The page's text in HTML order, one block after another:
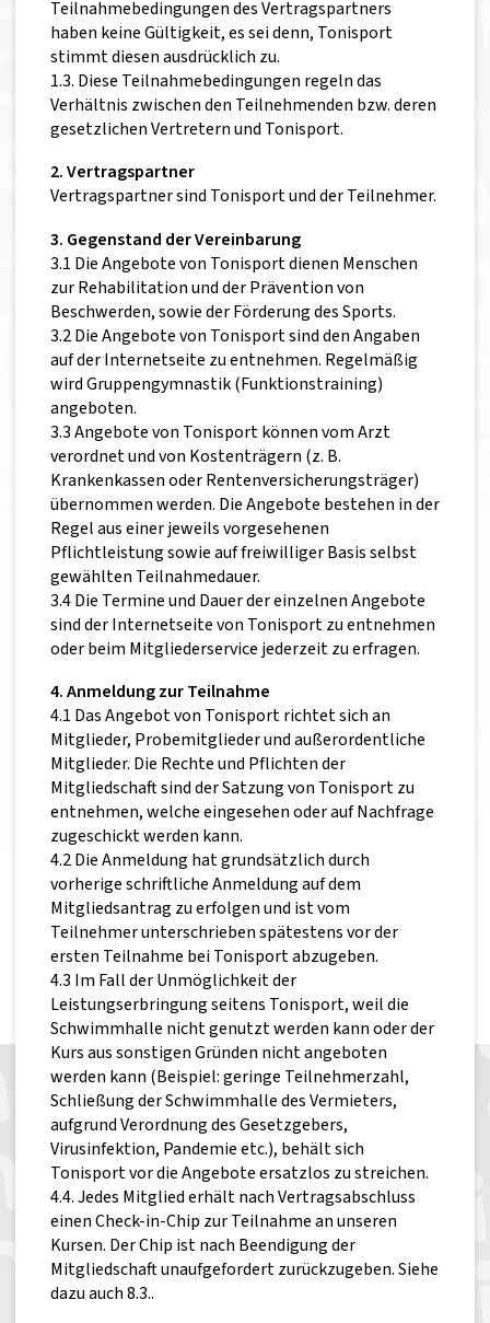
Teilnahmebedingungen des Vertragspartners
haben keine Gültigkeit, es sei denn, Tonisport
stimmt diesen ausdrücklich zu.
1.3. Diese Teilnahmebedingungen regeln das
Verhältnis zwischen den Teilnehmenden bzw. deren
gesetzlichen Vertretern und Tonisport.
2. Vertragspartner
Vertragspartner sind Tonisport und der Teilnehmer.
3. Gegenstand der Vereinbarung
3.1 Die Angebote von Tonisport dienen Menschen
zur Rehabilitation und der Prävention von
Beschwerden, sowie der Förderung des Sports.
3.2 Die Angebote von Tonisport sind den Angaben
auf der Internetseite zu entnehmen. Regelmäßig
wird Gruppengymnastik (Funktionstraining)
angeboten.
3.3 Angebote von Tonisport können vom Arzt
verordnet und von Kostenträgern (z. B.
Krankenkassen oder Rentenversicherungsträger)
übernommen werden. Die Angebote bestehen in der
Regel aus einer jeweils vorgesehenen
Pflichtleistung sowie auf freiwilliger Basis selbst
gewählten Teilnahmedauer.
3.4 Die Termine und Dauer der einzelnen Angebote
sind der Internetseite von Tonisport zu entnehmen
oder beim Mitgliederservice jederzeit zu erfragen.
4. Anmeldung zur Teilnahme
4.1 Das Angebot von Tonisport richtet sich an
Mitglieder, Probemitglieder und außerordentliche
Mitglieder. Die Rechte und Pflichten der
Mitgliedschaft sind der Satzung von Tonisport zu
entnehmen, welche eingesehen oder auf Nachfrage
zugeschickt werden kann.
4.2 Die Anmeldung hat grundsätzlich durch
vorherige schriftliche Anmeldung auf dem
Mitgliedsantrag zu erfolgen und ist vom
Teilnehmer unterschrieben spätestens vor der
ersten Teilnahme bei Tonisport abzugeben.
4.3 Im Fall der Unmöglichkeit der
Leistungserbringung seitens Tonisport, weil die
Schwimmhalle nicht genutzt werden kann oder der
Kurs aus sonstigen Gründen nicht angeboten
werden kann (Beispiel: geringe Teilnehmerzahl,
Schließung der Schwimmhalle des Vermieters,
aufgrund Verordnung des Gesetzgebers,
Virusinfektion, Pandemie etc.), behält sich
Tonisport vor die Angebote ersatzlos zu streichen.
4.4. Jedes Mitglied erhält nach Vertragsabschluss
einen Check-in-Chip zur Teilnahme an unseren
Kursen. Der Chip ist nach Beendigung der
Mitgliedschaft unaufgefordert zurückzugeben. Siehe
dazu auch 8.3..